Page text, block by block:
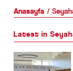
Anasayfa
Latest in